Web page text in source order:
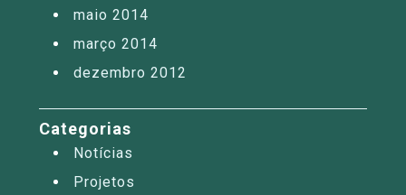
maio 2014
março 2014
dezembro 2012
Categorias
Notícias
Projetos